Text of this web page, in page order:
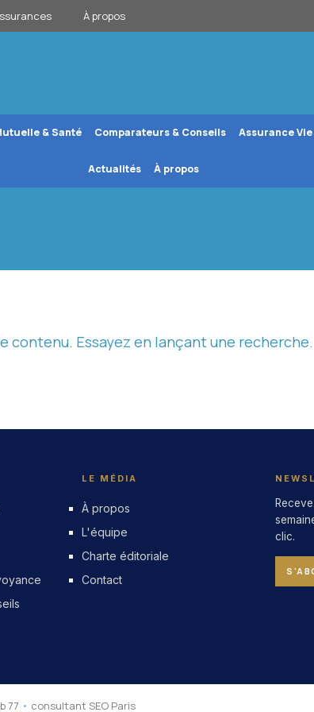
À propos
& Santé Comparateurs & Conseils Assurance
Actualités À propos
contenu. Essayez en lançant une recherche.
LE MÉDIA
À propos
L'équipe
Charte éditoriale
Contact
clic.
77 • consultant SEO Paris